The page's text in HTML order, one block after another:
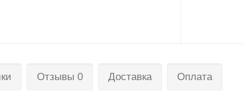
Отзывы 0 Доставка Оплата